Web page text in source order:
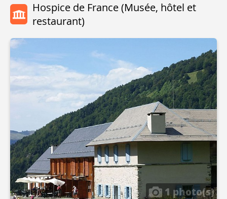
Hospice de France (Musée, hôtel et
restaurant)
1 photo(s)